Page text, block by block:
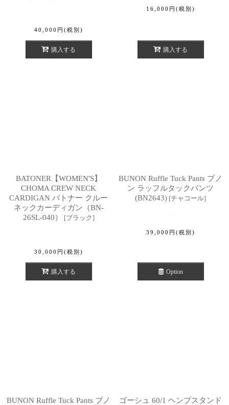
40,000 円 (税別)
購入する
16,000 円 (税別)
購入する
BATONER【WOMEN'S】
CHOMA CREW NECK
CARDIGAN バトナー クルー
ネックカーディガン（BN-
26SL-040）
[ブラック]
30,000 円 (税別)
購入する
BUNON Ruffle Tuck Pants ブノ
ン ラッフルタックパンツ
(BN2643) [チャコール]
39,000 円 (税別)
Option
BUNON Ruffle Tuck Pants ブノ
ゴーシュ 60/1 ヘンプスタンド